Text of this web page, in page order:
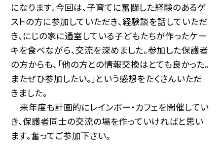
になります。今回は、子育てに奮闘した経験のあるゲ
ストの方に参加していただき、経験談を話していただ
き、にじの家に通室している子どもたちが作ったケー
キを食べながら、交流を深めました。参加した保護者
の方からも、「他の方との情報交換はとても良かった。
またぜひ参加したい。」という感想をたくさんいただ
きました。
来年度も計画的にレインボー・カフェを開催してい
き、保護者同士の交流の場を作っていければと思い
ます。奮ってご参加下さい。